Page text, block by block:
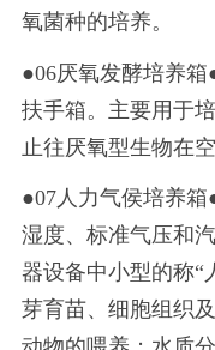
氧菌种的培养。
●06厌氧发酵培养
扶手箱。主要用于
止往厌氧型生物在
●07人力气侯培养
湿度、标准气压和
器设备中小型的称“
芽育苗、细胞组织